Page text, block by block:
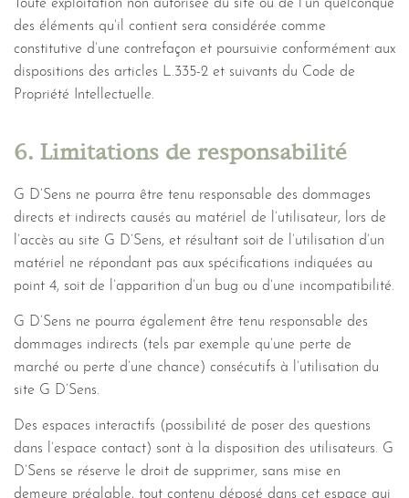
Toute exploitation non autorisée du site ou de l’un quelconque
des éléments qu’il contient sera considérée comme
constitutive d’une contrefaçon et poursuivie conformément aux
dispositions des articles L.335-2 et suivants du Code de
Propriété Intellectuelle.
6. Limitations de responsabilité
G D’Sens ne pourra être tenu responsable des dommages
directs et indirects causés au matériel de l’utilisateur, lors de
l’accès au site G D’Sens, et résultant soit de l’utilisation d’un
matériel ne répondant pas aux spécifications indiquées au
point 4, soit de l’apparition d’un bug ou d’une incompatibilité.
G D’Sens ne pourra également être tenu responsable des
dommages indirects (tels par exemple qu’une perte de
marché ou perte d’une chance) consécutifs à l’utilisation du
site G D’Sens.
Des espaces interactifs (possibilité de poser des questions
dans l’espace contact) sont à la disposition des utilisateurs. G
D’Sens se réserve le droit de supprimer, sans mise en
demeure préalable, tout contenu déposé dans cet espace qui